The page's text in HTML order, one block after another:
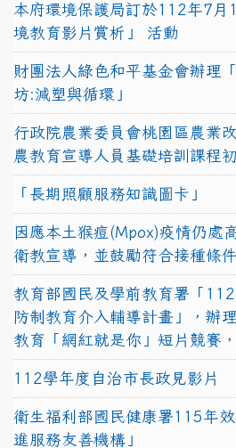
本府環境保護局訂於112年7月
境教育影片賞析」 活動
財團法人綠色和平基金會辦理
坊:減塑與循環」
行政院農業委員會桃園區農業
農教育宣導人員基礎培訓課程初
「長期照顧服務知識圖卡」
因應本土猴痘(Mpox)疫情仍處
衛教宣導，並鼓勵符合接種條
教育部國民及學前教育署「
防制教育介入輔導計畫」，辦
教育「網紅就是你」短片競賽
112學年度自治市長政見影片
衛生福利部國民健康署115年
進服務友善機構」